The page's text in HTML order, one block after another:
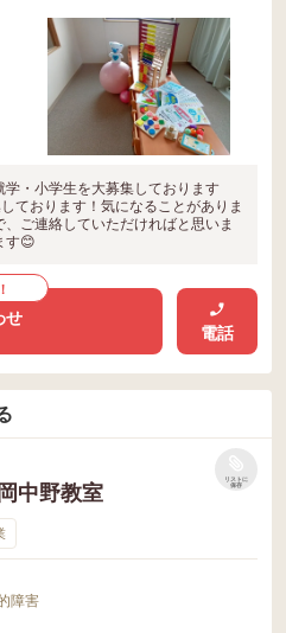
・小学生を大募集しております
ております！気になることがありま
ご連絡していただければと思いま
す😊
せ
電話
中野教室
リストに
保存
障害